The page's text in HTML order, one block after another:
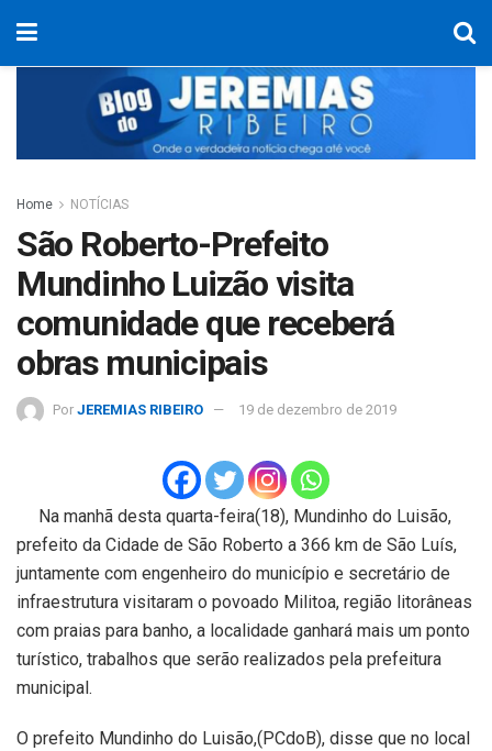
Home NOTÍCIAS
São Roberto-Prefeito
Mundinho Luizão visita
comunidade que receberá
obras municipais
Por JEREMIAS RIBEIRO 19 de dezembro de 2019
Na manhã desta quarta-feira(18), Mundinho do Luisão,
prefeito da Cidade de São Roberto a 366 km de São Luís,
juntamente com engenheiro do município e secretário de
infraestrutura visitaram o povoado Militoa, região litorâneas
com praias para banho, a localidade ganhará mais um ponto
turístico, trabalhos que serão realizados pela prefeitura
municipal.
O prefeito Mundinho do Luisão,(PCdoB), disse que no local